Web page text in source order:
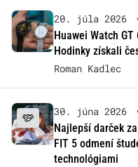
20. júla 2026
Huawei Watch
Hodinky získali
Roman Kadlec
30. júna 2026
Najlepší darček
FIT 5 odmení
technológiami